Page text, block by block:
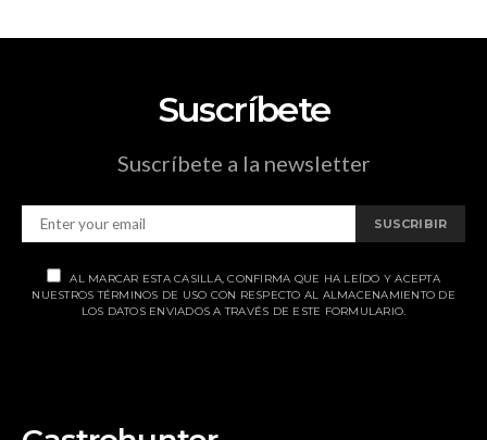
Suscríbete
Suscríbete a la newsletter
SUSCRIBIR
AL MARCAR ESTA CASILLA, CONFIRMA QUE HA LEÍDO Y ACEPTA
NUESTROS TÉRMINOS DE USO CON RESPECTO AL ALMACENAMIENTO DE
LOS DATOS ENVIADOS A TRAVÉS DE ESTE FORMULARIO.